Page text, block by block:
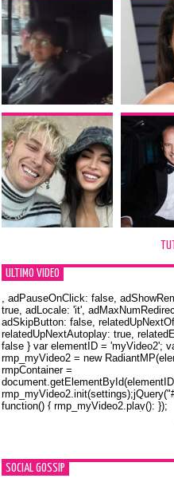
ULTIMO VIDEO
Orlando Bloom e la t-shirt
, adPauseOnClick: false,
true, adLocale: 'it',
adSkipButton: false,
relatedUpNextAutoplay: true,
false } var elementID = 'myVideo2';
rmp_myVideo2 = new
rmpContainer =
function() { rmp_myVideo2.play(); });
SOCIAL GOSSIP